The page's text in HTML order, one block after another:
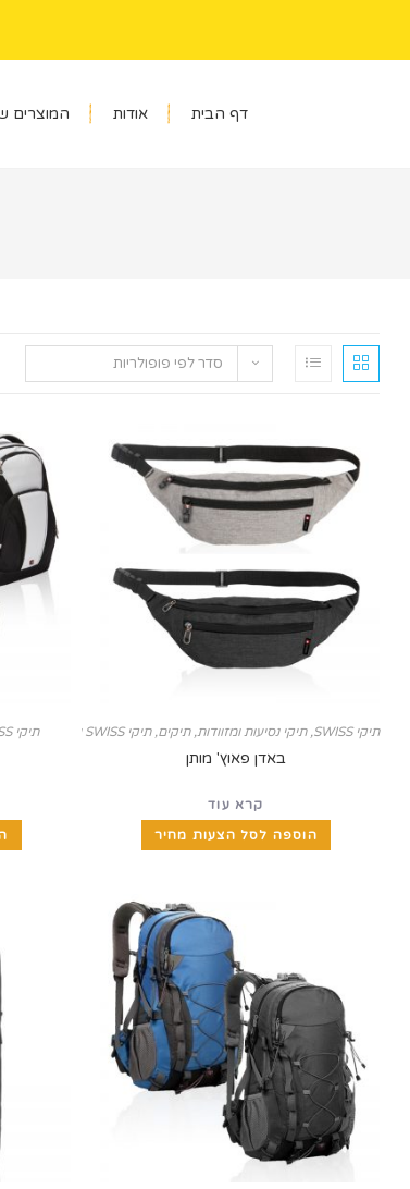
דף הבית אודות המוצרים
סדר לפי פופולריות
תיקי SWISS ,תיקי נסיעות ומזוודות,תיקים, תיקי SWISS ומזוודות
באדן פאוץ' מותן
קרא עוד
הוספה לסל הצעות מחיר
תיקי SWISS